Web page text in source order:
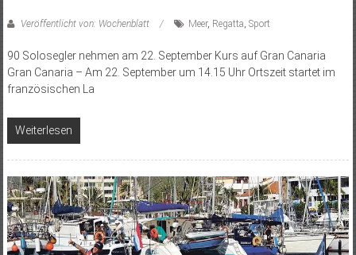
Veröffentlicht von: Wochenblatt Meer, Regatta, Sport
90 Solosegler nehmen am 22. September Kurs auf Gran Canaria
Gran Canaria – Am 22. September um 14.15 Uhr Ortszeit startet im
französischen La
Weiterlesen